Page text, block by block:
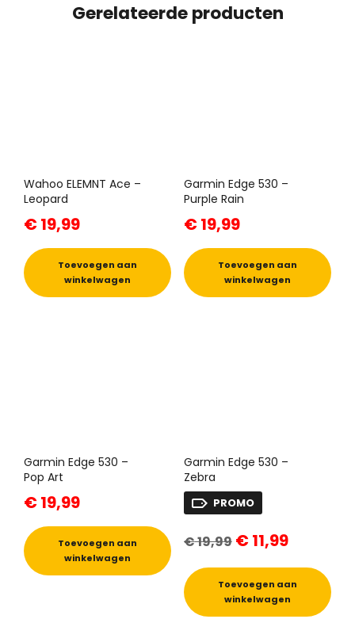
Gerelateerde producten
Wahoo ELEMNT Ace –
Leopard
€19,99
Toevoegen aan
winkelwagen
Garmin Edge 530 –
Purple Rain
€19,99
Toevoegen aan
winkelwagen
Garmin Edge 530 –
Pop Art
€19,99
Toevoegen aan
winkelwagen
Garmin Edge 530 –
Zebra
PROMO
€19,99 prijs
€ 19,99.
€11,99prijs
€ 11,99.
Toevoegen aan
winkelwagen